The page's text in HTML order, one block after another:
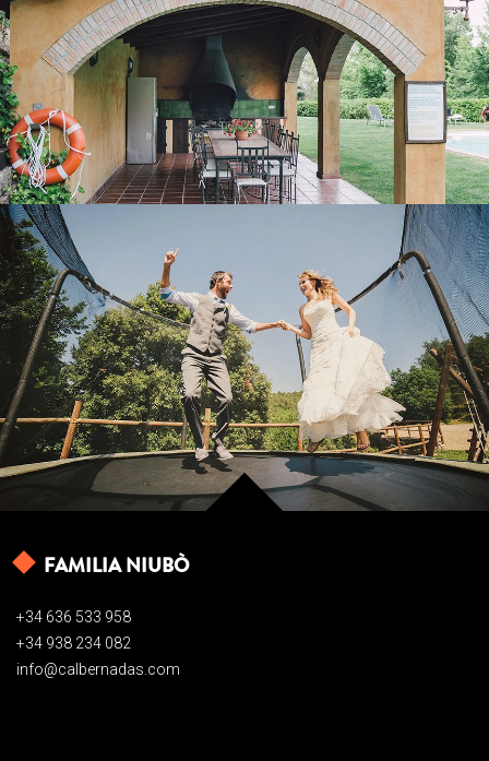
OUTDOOR LEISURE AREA
FAMILIA NIUBÒ
+34 636 533 958
+34 938 234 082
info@calbernadas.com